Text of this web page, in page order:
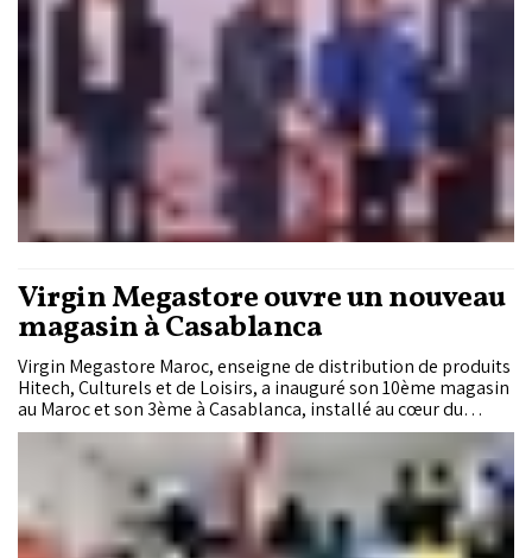
Virgin Megastore ouvre un nouveau
magasin à Casablanca
Virgin Megastore Maroc, enseigne de distribution de produits
Hitech, Culturels et de Loisirs, a inauguré son 10ème magasin
au Maroc et son 3ème à Casablanca, installé au cœur du
quartier Triangle d'Or.